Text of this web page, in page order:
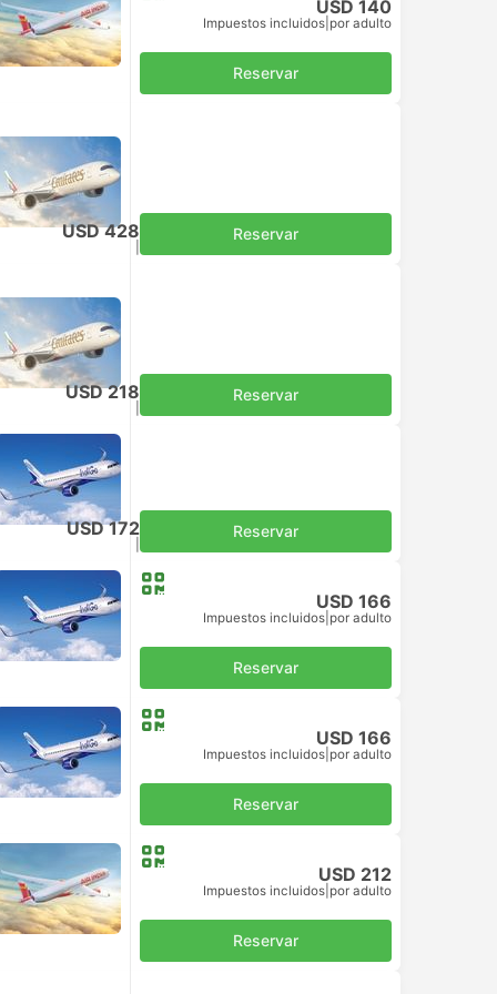
USD 140
Impuestos incluidos por adulto
Reservar
USD 428 Reservar
USD 218 Reservar
USD 172 Reservar
USD 166
Impuestos incluidos por adulto
Reservar
USD 166
Impuestos incluidos por adulto
Reservar
USD 212
Impuestos incluidos por adulto
Reservar